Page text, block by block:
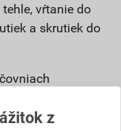
vŕtanie do
a skrutiek do
z